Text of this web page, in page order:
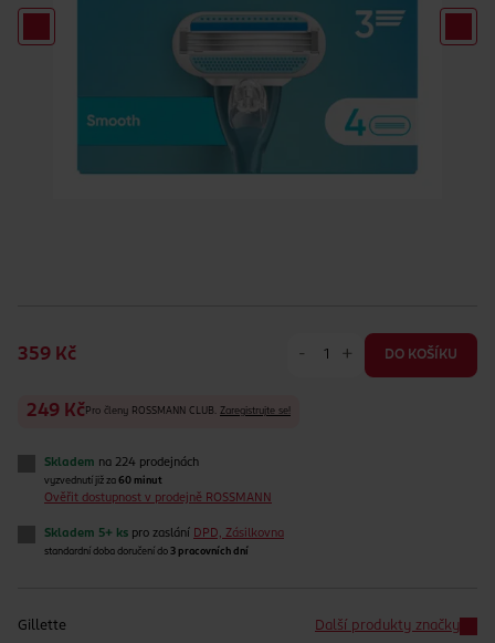
359 Kč - + DO KOŠÍKU
249 Kč Pro členy ROSSMANN CLUB. Zaregistrujte se!
Skladem na 224 prodejnách
vyzvednutí již za 60 minut
Ověřit dostupnost v prodejně ROSSMANN
Skladem 5+ ks pro zaslání DPD, Zásilkovna
standardní doba doručení do 3 pracovních dní
Gillette Další produkty značky